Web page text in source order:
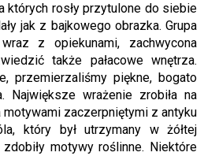
których rosły przytulone do siebie
jak z bajkowego obrazka. Grupa
z opiekunami, zachwycona
także pałacowe wnętrza.
przemierzaliśmy piękne, bogato
Największe wrażenie zrobiła na
zaczerpniętymi z antyku
który był utrzymany w żółtej
motywy roślinne. Niektóre